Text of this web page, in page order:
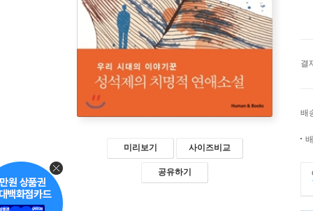
미리보기 사이즈비교
공유하기
결
배